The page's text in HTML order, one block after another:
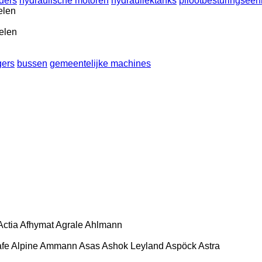
bussen gemeentelijke machines
AfhymatAgraleAhlmann
AlpineAmmann AsasAshok Leyland AspöckAstra